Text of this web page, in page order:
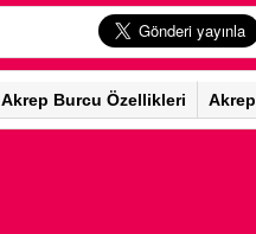
Akrep Burcu Özellikleri